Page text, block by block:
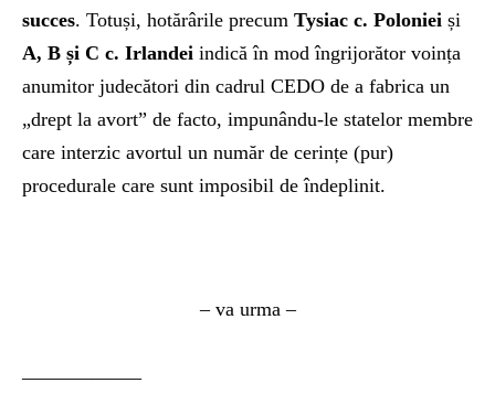
succes. Totuși, hotărârile precum Tysiac c. Poloniei și
A, B și C c. Irlandei indică în mod îngrijorător voința
anumitor judecători din cadrul CEDO de a fabrica un
„drept la avort” de facto, impunându-le statelor membre
care interzic avortul un număr de cerințe (pur)
procedurale care sunt imposibil de îndeplinit.
– va urma –